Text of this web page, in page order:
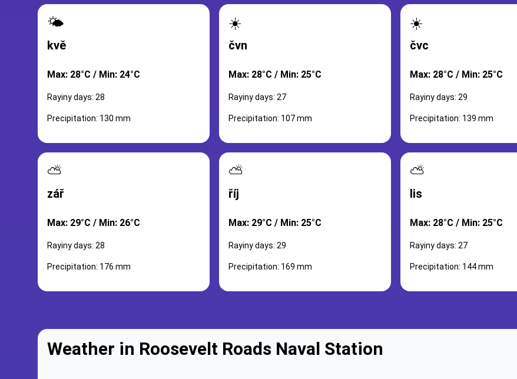
🌤️
kvě
Max: 28°C / Min: 24°C
Rayiny days: 28
Precipitation: 130 mm
☀️
čvn
Max: 28°C / Min: 25°C
Rayiny days: 27
Precipitation: 107 mm
☀️
čvc
Max: 28°C / Min: 25°C
Rayiny days: 29
Precipitation: 139 mm
⛅
zář
Max: 29°C / Min: 26°C
Rayiny days: 28
Precipitation: 176 mm
⛅
říj
Max: 29°C / Min: 25°C
Rayiny days: 29
Precipitation: 169 mm
⛅
lis
Max: 28°C / Min: 25°C
Rayiny days: 27
Precipitation: 144 mm
Weather in Roosevelt Roads Naval Station